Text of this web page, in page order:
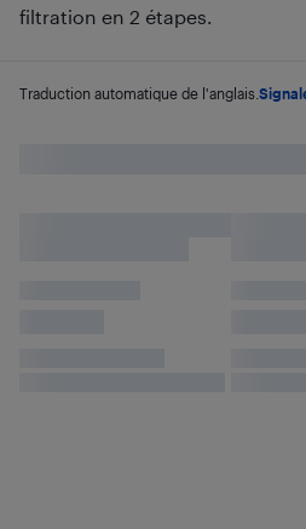
filtration en 2 étapes.
Traduction automatique de l'anglais.